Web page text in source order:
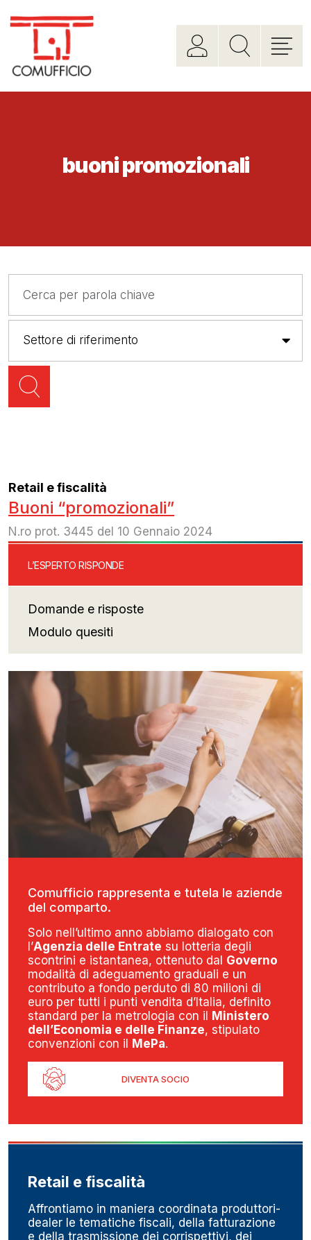
buoni promozionali
Retail e fiscalità
Buoni “promozionali”
N.ro prot. 3445 del 10 Gennaio 2024
L’ESPERTO RISPONDE
Domande e risposte
Modulo quesiti
Comufficio rappresenta e tutela le aziende
del comparto.
Solo nell’ultimo anno abbiamo dialogato con
l’Agenzia delle Entrate su lotteria degli
scontrini e istantanea, ottenuto dal Governo
modalità di adeguamento graduali e un
contributo a fondo perduto di 80 milioni di
euro per tutti i punti vendita d’Italia, definito
standard per la metrologia con il
Ministero
dell’Economia e delle Finanze, stipulato
convenzioni con il
MePa.
DIVENTA SOCIO
Retail e fiscalità
Affrontiamo in maniera coordinata produttori-
dealer le tematiche fiscali, della fatturazione
e della trasmissione dei corrispettivi, dei